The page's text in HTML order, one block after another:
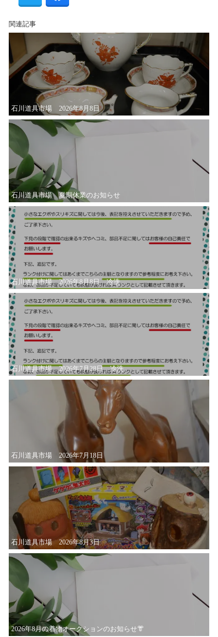
関連記事
石川道具市場 2026年8月8日
石川道具市場 夏期休業のお知らせ
石川道具市場 2026年8月8日 冷洗
石川道具市場 2026年7月28日 冷洗
石川道具市場 2026年7月18日
石川道具市場 2026年8月3日
2026年8月の着物オークションのお知らせ👘